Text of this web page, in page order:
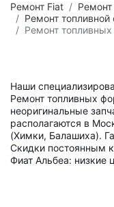
Ремонт Fiat
Ремонт
Ремонт
Ремонт
Наши
Ремонт топливных
неоригинальные
располагаются в
(Химки, Балашиха).
Скидки постоянным
Фиат Альбеа: низкие